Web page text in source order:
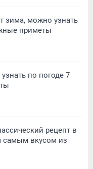
зима, можно узнать
приметы
по погоде 7
рецепт в
самым вкусом из